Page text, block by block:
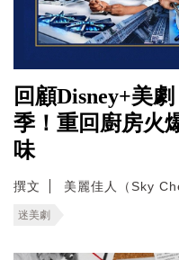
回顧Disney+美
季！重回廚房火
味
撰文 美麗佳人（Sky
迷美劇